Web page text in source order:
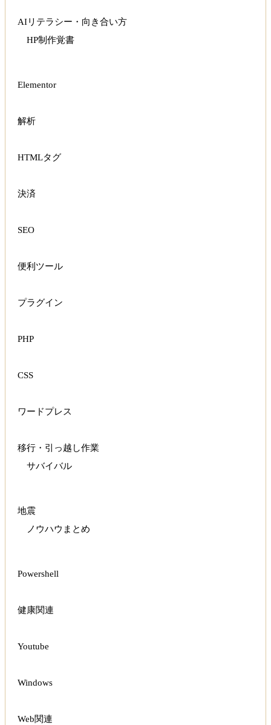
AIリテラシー・向き合い方
HP制作覚書
Elementor
解析
HTMLタグ
決済
SEO
便利ツール
プラグイン
PHP
CSS
ワードプレス
移行・引っ越し作業
サバイバル
地震
ノウハウまとめ
Powershell
健康関連
Youtube
Windows
Web関連